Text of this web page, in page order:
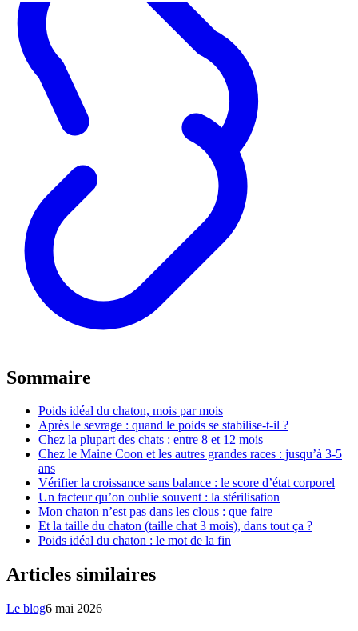
Sommaire
Poids idéal du chaton, mois par mois
Après le sevrage : quand le poids se stabilise-t-il ?
Chez la plupart des chats : entre 8 et 12 mois
Chez le Maine Coon et les autres grandes races : jusqu’à 3-5
ans
Vérifier la croissance sans balance : le score d’état corporel
Un facteur qu’on oublie souvent : la stérilisation
Mon chaton n’est pas dans les clous : que faire
Et la taille du chaton (taille chat 3 mois), dans tout ça ?
Poids idéal du chaton : le mot de la fin
Articles similaires
Le blog6 mai 2026